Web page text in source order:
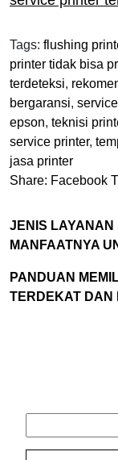
Tags: flushing
printer tidak bisa
terdeteksi,
bergaransi,
epson, teknisi
service printer,
jasa printer
Share: Facebook
JENIS LAYANAN
MANFAATNYA
PANDUAN
TERDEKAT DAN